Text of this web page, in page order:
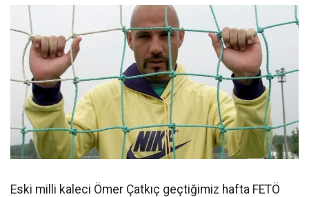
Eski milli kaleci Ömer Çatkıç geçtiğimiz hafta FETÖ